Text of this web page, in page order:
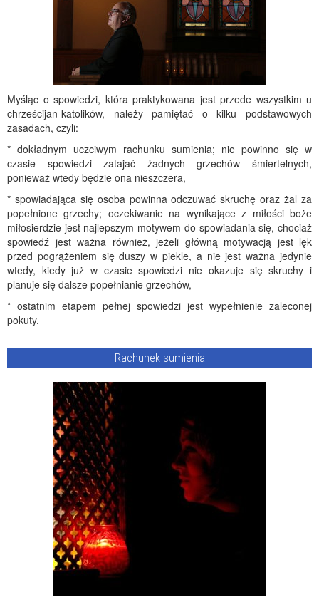
Myśląc o spowiedzi, która praktykowana jest przede wszystkim u
chrześcijan-katolików, należy pamiętać o kilku podstawowych
zasadach, czyli:
* dokładnym uczciwym rachunku sumienia; nie powinno się w
czasie spowiedzi zatajać żadnych grzechów śmiertelnych,
ponieważ wtedy będzie ona nieszczera,
* spowiadająca się osoba powinna odczuwać skruchę oraz żal za
popełnione grzechy; oczekiwanie na wynikające z miłości boże
miłosierdzie jest najlepszym motywem do spowiadania się, chociaż
spowiedź jest ważna również, jeżeli główną motywacją jest lęk
przed pogrążeniem się duszy w piekle, a nie jest ważna jedynie
wtedy, kiedy już w czasie spowiedzi nie okazuje się skruchy i
planuje się dalsze popełnianie grzechów,
* ostatnim etapem pełnej spowiedzi jest wypełnienie zaleconej
pokuty.
Rachunek sumienia